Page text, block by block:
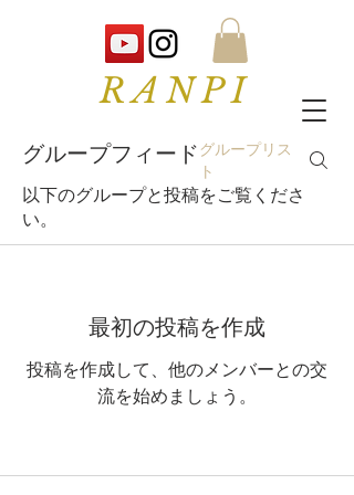
RANPI
グループフィードグループリス
ト
以下のグループと投稿をご覧くださ
い。
最初の投稿を作成
投稿を作成して、他のメンバーとの交
流を始めましょう。